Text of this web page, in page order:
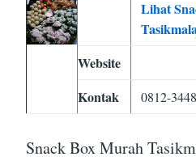
Lihat
Website
Kontak
0812-
Snack Box Murah